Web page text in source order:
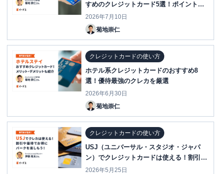
すめのクレジットカード5選！ポイントの
還元率がお得なランキング
2026年7月10日
菊地崇仁
クレジットカードの使い方
ホテル系クレジットカードのおすすめ8
選！優待最強のクレカを厳選
2026年6月30日
菊地崇仁
クレジットカードの使い方
USJ（ユニバーサル・スタジオ・ジャパ
ン）でクレジットカードは使える！割引や
優待でお得にパークを楽しもう
2026年5月25日